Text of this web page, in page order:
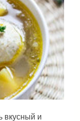
вкусный и